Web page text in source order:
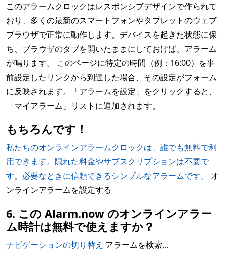
このアラームクロックはレスポンシブデザインで作られて
おり、多くの最新のスマートフォンやタブレットのウェブ
ブラウザで正常に動作します。デバイスを起きた状態に保
ち、ブラウザのタブを開いたままにしておけば、アラーム
が鳴ります。 このページに特定の時間（例：16:00）を事
前設定したリンクから到達した場合、その設定がフォーム
に反映されます。「アラームを設定」をクリックすると、
「マイアラーム」リストに追加されます。
もちろんです！
私たちのオンラインアラームクロックは、誰でも無料で利
用できます。隠れた料金やサブスクリプションは不要で
す。必要なときに信頼できるシンプルなアラームです。
オ
ンラインアラームを設定する
6. この Alarm.now のオンラインアラー
ム時計は無料で使えますか？
ナビゲーションの切り替え アラームを検索...